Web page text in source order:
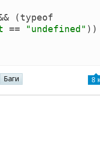
(typeof
== "undefined " ) )
Баги 8